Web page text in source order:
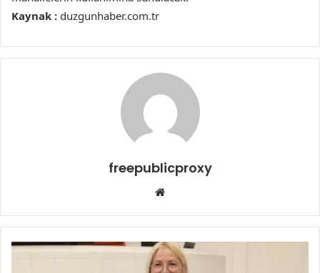
Kaynak : duzgunhaber.com.tr
freepublicproxy
Web